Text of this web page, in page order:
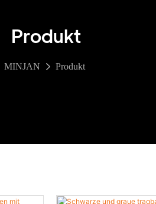
Produkt
MINJAN Produkt